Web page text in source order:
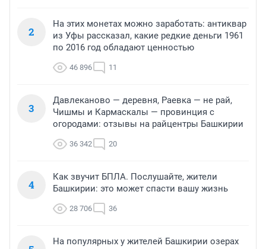
2
На этих монетах можно заработать: антиквар
из Уфы рассказал, какие редкие деньги 1961
по 2016 год обладают ценностью
46 896 11
3
Давлеканово — деревня, Раевка — не рай,
Чишмы и Кармаскалы — провинция с
огородами: отзывы на райцентры Башкирии
36 342 20
4
Как звучит БПЛА. Послушайте, жители
Башкирии: это может спасти вашу жизнь
28 706 36
На популярных у жителей Башкирии озерах